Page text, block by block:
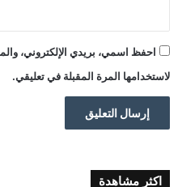
احفظ اسمي، بريدي الإلكتروني،
لاستخدامها المرة المقبلة في تعليقي.
اكثر مشاهدة